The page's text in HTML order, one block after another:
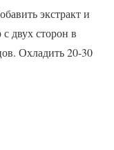
экстракт и
двух сторон в
Охладить 20-30